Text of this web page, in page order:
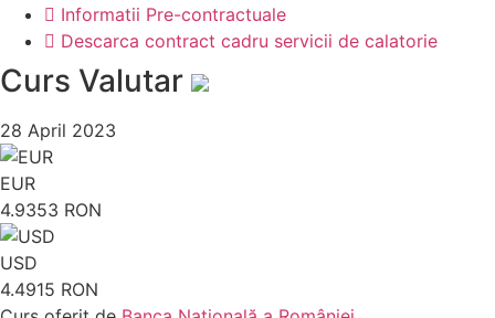
Informatii Pre-contractuale
Descarca contract cadru servicii de calatorie
Curs Valutar
28 April 2023
EUR
4.9353 RON
USD
4.4915 RON